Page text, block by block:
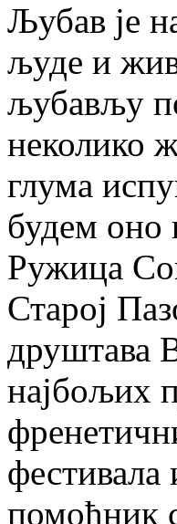
Љубав је
људе и
љубављу
неколико
глума
будем оно
Ружица
Старој
друштава
најбољих
помоћник